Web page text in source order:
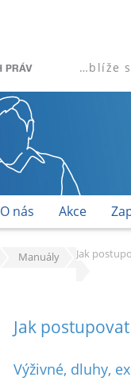
…blíže
O nás Akce
Manuály Jak
Jak
Výživné, dluhy,